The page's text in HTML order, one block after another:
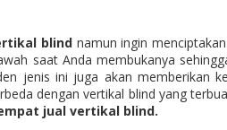
blind namun ingin
saat Anda membukanya
jenis ini juga akan memberikan
dengan vertikal blind yang
jual vertikal blind.